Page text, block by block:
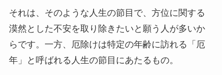
それは、そのような人生の節目で、方位に関する
漠然とした不安を取り除きたいと願う人が多いか
らです。一方、厄除けは特定の年齢に訪れる「厄
年」と呼ばれる人生の節目にあたるもの。